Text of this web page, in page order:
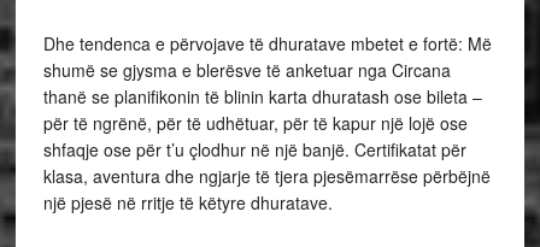
Dhe tendenca e përvojave të dhuratave mbetet e fortë: Më
shumë se gjysma e blerësve të anketuar nga Circana
thanë se planifikonin të blinin karta dhuratash ose bileta –
për të ngrënë, për të udhëtuar, për të kapur një lojë ose
shfaqje ose për t’u çlodhur në një banjë. Certifikatat për
klasa, aventura dhe ngjarje të tjera pjesëmarrëse përbëjnë
një pjesë në rritje të këtyre dhuratave.